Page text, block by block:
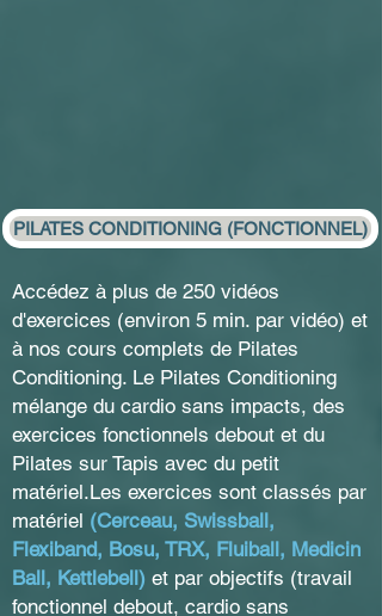
PILATES CONDITIONING (FONCTIONNEL)
Accédez à plus de 250 vidéos
d'exercices (environ 5 min. par vidéo) et
à nos cours complets de Pilates
Conditioning. Le Pilates Conditioning
mélange du cardio sans impacts, des
exercices fonctionnels debout et du
Pilates sur Tapis avec du petit
matériel.Les exercices sont classés par
matériel (Cerceau, Swissball,
Flexiband, Bosu, TRX, Fluiball, Medicin
Ball, Kettlebell) et par objectifs (travail
fonctionnel debout, cardio sans